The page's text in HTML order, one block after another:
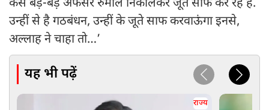
कैसे बड़े-बड़े अफसर रुमाल निकालकर जूते साफ कर रहे हैं.
उन्हीं से है गठबंधन, उन्हीं के जूते साफ करवाऊंगा इनसे,
अल्लाह ने चाहा तो…’
यह भी पढ़ें
राज्य